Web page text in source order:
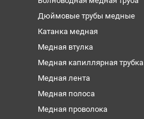
Дюймовые трубы медные
Катанка медная
Медная втулка
Медная капиллярная трубка
Медная лента
Медная полоса
Медная проволока